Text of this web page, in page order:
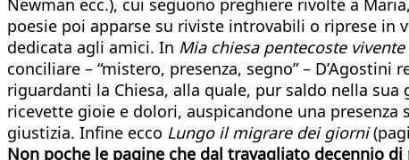
Newman ecc.), cui seguono preghiere rivolte a
poesie poi apparse su riviste introvabili o riprese in
dedicata agli amici. In Mia chiesa pentecoste vivente
conciliare – “mistero, presenza, segno” –
riguardanti la Chiesa, alla quale, pur saldo nella
ricevette gioie e dolori, auspicandone una
giustizia. Infine ecco Lungo il migrare dei giorni
Non poche le pagine che dal travagliato decennio